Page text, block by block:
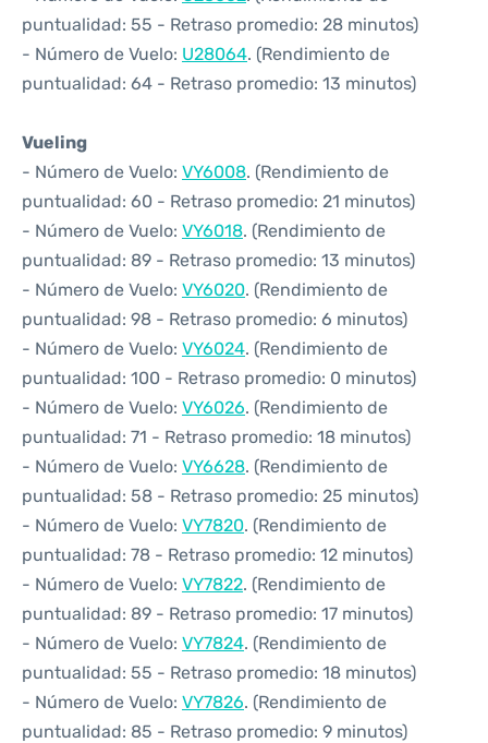
puntualidad: 55 - Retraso promedio: 28 minutos)
- Número de Vuelo: U28064. (Rendimiento de
puntualidad: 64 - Retraso promedio: 13 minutos)
Vueling
- Número de Vuelo: VY6008. (Rendimiento de
puntualidad: 60 - Retraso promedio: 21 minutos)
- Número de Vuelo: VY6018. (Rendimiento de
puntualidad: 89 - Retraso promedio: 13 minutos)
- Número de Vuelo: VY6020. (Rendimiento de
puntualidad: 98 - Retraso promedio: 6 minutos)
- Número de Vuelo: VY6024. (Rendimiento de
puntualidad: 100 - Retraso promedio: 0 minutos)
- Número de Vuelo: VY6026. (Rendimiento de
puntualidad: 71 - Retraso promedio: 18 minutos)
- Número de Vuelo: VY6628. (Rendimiento de
puntualidad: 58 - Retraso promedio: 25 minutos)
- Número de Vuelo: VY7820. (Rendimiento de
puntualidad: 78 - Retraso promedio: 12 minutos)
- Número de Vuelo: VY7822. (Rendimiento de
puntualidad: 89 - Retraso promedio: 17 minutos)
- Número de Vuelo: VY7824. (Rendimiento de
puntualidad: 55 - Retraso promedio: 18 minutos)
- Número de Vuelo: VY7826. (Rendimiento de
puntualidad: 85 - Retraso promedio: 9 minutos)